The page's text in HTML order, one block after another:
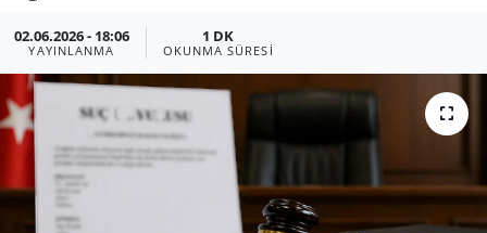
02.06.2026 - 18:06
YAYINLANMA
1 DK
OKUNMA SÜRESI
Muğla
Politika
Uşak